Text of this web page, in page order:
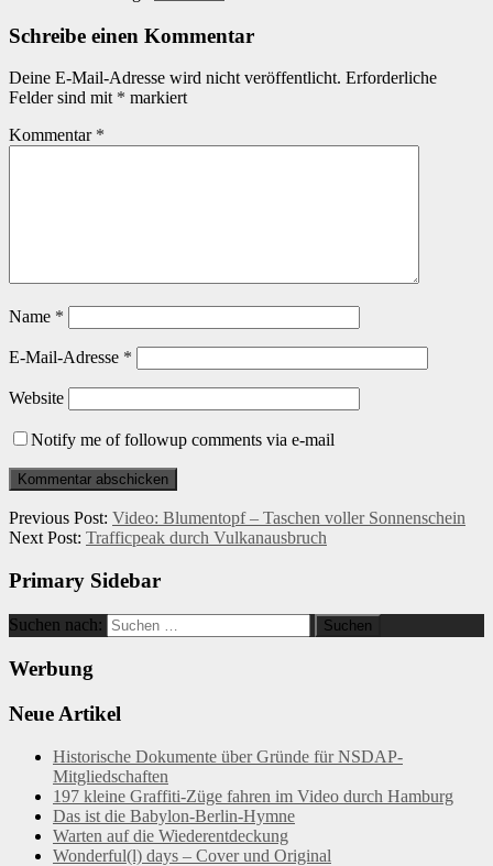
Schreibe einen Kommentar
Deine E-Mail-Adresse wird nicht veröffentlicht. Erforderliche
Felder sind mit * markiert
Kommentar *
Name *
E-Mail-Adresse *
Website
Notify me of followup comments via e-mail
Previous Post: Video: Blumentopf – Taschen voller Sonnenschein
Next Post: Trafficpeak durch Vulkanausbruch
Primary Sidebar
Suchen nach:
Werbung
Neue Artikel
Historische Dokumente über Gründe für NSDAP-
Mitgliedschaften
197 kleine Graffiti-Züge fahren im Video durch Hamburg
Das ist die Babylon-Berlin-Hymne
Warten auf die Wiederentdeckung
Wonderful(l) days – Cover und Original